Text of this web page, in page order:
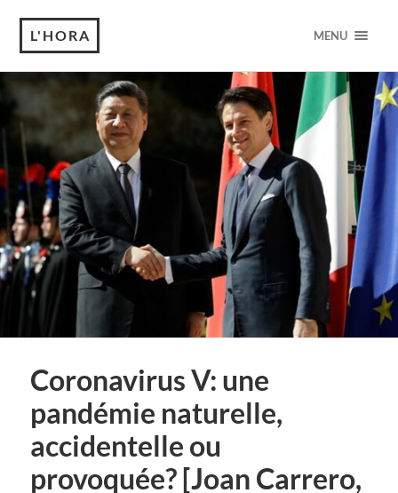
L'HORA MENU
Coronavirus V: une
pandémie naturelle,
accidentelle ou
provoquée? [Joan Carrero,